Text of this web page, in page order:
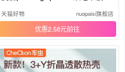
8/v7GT外壳x6电脑m5/x7/6畅享ai
r全包c5/bah4-w39
天猫好物 nuopaisi旗舰店
优惠2.58元